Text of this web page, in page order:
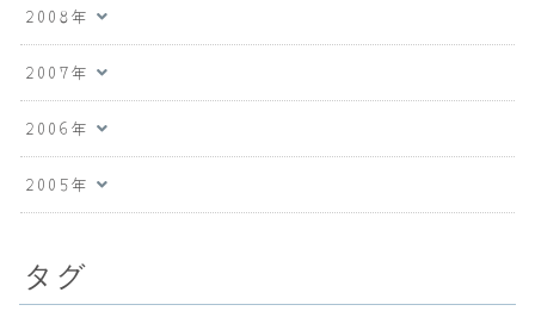
2008年
2007年
2006年
2005年
タグ